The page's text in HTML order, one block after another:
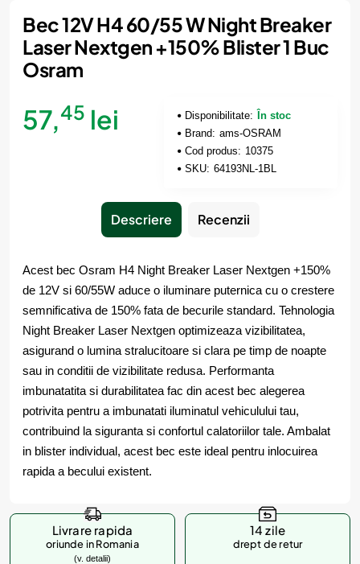
Bec 12V H4 60/55 W Night Breaker
Laser Nextgen +150% Blister 1 Buc
Osram
57,45 lei Disponibilitate:
În stoc
Brand: ams-OSRAM
Cod produs: 10375
SKU: 64193NL-1BL
Descriere Recenzii
Acest bec Osram H4 Night Breaker Laser Nextgen +150%
de 12V si 60/55W aduce o iluminare puternica cu o crestere
semnificativa de 150% fata de becurile standard. Tehnologia
Night Breaker Laser Nextgen optimizeaza vizibilitatea,
asigurand o lumina stralucitoare si clara pe timp de noapte
sau in conditii de vizibilitate redusa. Performanta
imbunatatita si durabilitatea fac din acest bec alegerea
potrivita pentru a imbunatati iluminatul vehiculului tau,
contribuind la siguranta si confortul calatoriilor tale. Ambalat
in blister individual, acest bec este ideal pentru inlocuirea
rapida a becului existent.
Livrare rapida
oriunde in Romania
(v. detalii)
14 zile
drept de retur